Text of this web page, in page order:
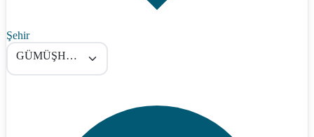
Şehir
GÜMÜŞHANE